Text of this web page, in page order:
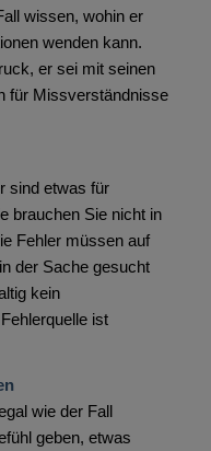
wissen, wohin er
wenden kann.
er sei mit seinen
für Missverständnisse
sind etwas für
brauchen Sie nicht in
Fehler müssen auf
der Sache gesucht
kein
ist
wie der Fall
geben, etwas